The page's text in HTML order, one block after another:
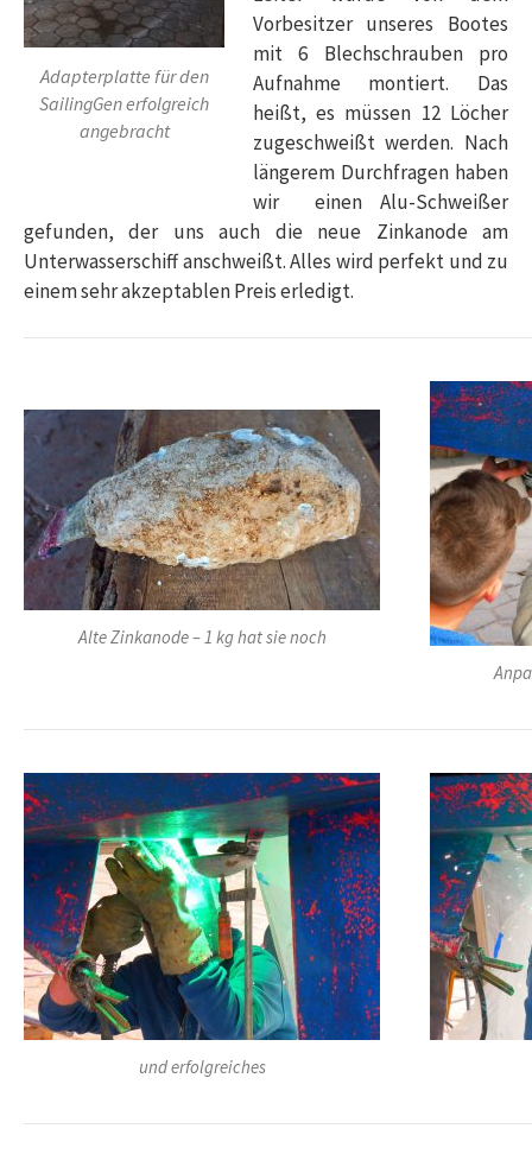
Adapterplatte für den
SailingGen erfolgreich
angebracht
Vorbesitzer unseres Bootes
mit 6 Blechschrauben pro
Aufnahme montiert. Das
heißt, es müssen 12 Löcher
zugeschweißt werden. Nach
längerem Durchfragen haben
wir einen Alu-Schweißer
gefunden, der uns auch die neue Zinkanode am
Unterwasserschiff anschweißt. Alles wird perfekt und zu
einem sehr akzeptablen Preis erledigt.
Alte Zinkanode – 1 kg hat sie noch
und erfolgreiches